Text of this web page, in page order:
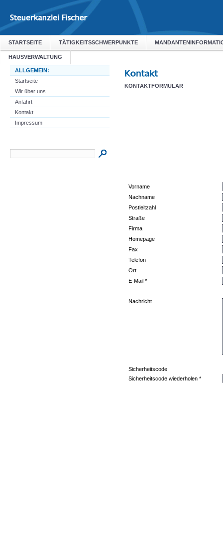
STARTSEITE TÄTIGKEITSSCHWERPUNKTE
HAUSVERWALTUNG
ALLGEMEIN:
Startseite
Wir über uns
Anfahrt
Kontakt
Impressum
KONTAKTFORMULAR
Vorname
Nachname
Postleitzahl
Straße
Firma
Homepage
Fax
Telefon
Ort
E-Mail *
Nachricht
Sicherheitscode
Sicherheitscode wiederholen *